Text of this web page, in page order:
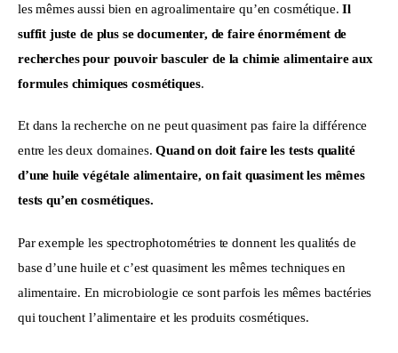
les mêmes aussi bien en agroalimentaire qu’en cosmétique. Il
suffit juste de plus se documenter, de faire énormément de
recherches pour pouvoir basculer de la chimie alimentaire aux
formules chimiques cosmétiques.
Et dans la recherche on ne peut quasiment pas faire la différence
entre les deux domaines. Quand on doit faire les tests qualité
d’une huile végétale alimentaire, on fait quasiment les mêmes
tests qu’en cosmétiques.
Par exemple les spectrophotométries te donnent les qualités de
base d’une huile et c’est quasiment les mêmes techniques en
alimentaire. En microbiologie ce sont parfois les mêmes bactéries
qui touchent l’alimentaire et les produits cosmétiques.